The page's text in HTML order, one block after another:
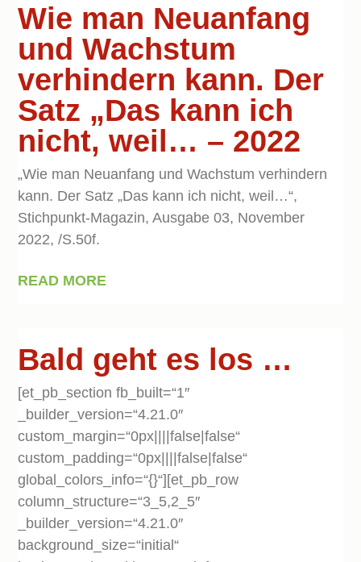
Wie man Neuanfang
und Wachstum
verhindern kann. Der
Satz „Das kann ich
nicht, weil… – 2022
„Wie man Neuanfang und Wachstum verhindern
kann. Der Satz „Das kann ich nicht, weil…“,
Stichpunkt-Magazin, Ausgabe 03, November
2022, /S.50f.
READ MORE
Bald geht es los …
[et_pb_section fb_built=“1″
_builder_version=“4.21.0″
custom_margin=“0px||||false|false“
custom_padding=“0px||||false|false“
global_colors_info=“{}“][et_pb_row
column_structure=“3_5,2_5″
_builder_version=“4.21.0″
background_size=“initial“